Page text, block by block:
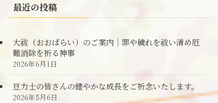
最近の投稿
大祓（おおばらい）のご案内｜罪や穢れを祓い清め厄
難消除を祈る神事
2026年6月1日
豆力士の皆さんの健やかな成長をご祈念いたします。
2026年5月6日